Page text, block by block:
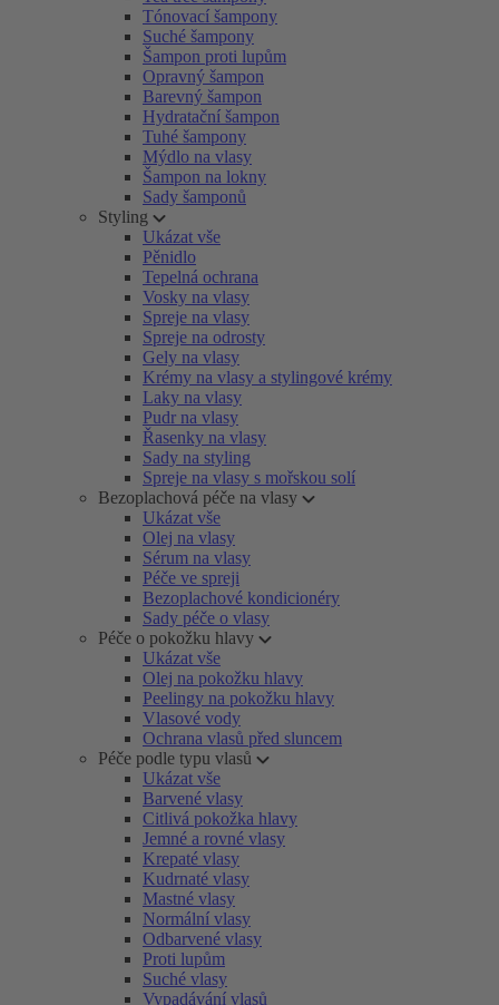
Tónovací šampony
Suché šampony
Šampon proti lupům
Opravný šampon
Barevný šampon
Hydratační šampon
Tuhé šampony
Mýdlo na vlasy
Šampon na lokny
Sady šamponů
Styling
Ukázat vše
Pěnidlo
Tepelná ochrana
Vosky na vlasy
Spreje na vlasy
Spreje na odrosty
Gely na vlasy
Krémy na vlasy a stylingové krémy
Laky na vlasy
Pudr na vlasy
Řasenky na vlasy
Sady na styling
Spreje na vlasy s mořskou solí
Bezoplachová péče na vlasy
Ukázat vše
Olej na vlasy
Sérum na vlasy
Péče ve spreji
Bezoplachové kondicionéry
Sady péče o vlasy
Péče o pokožku hlavy
Ukázat vše
Olej na pokožku hlavy
Peelingy na pokožku hlavy
Vlasové vody
Ochrana vlasů před sluncem
Péče podle typu vlasů
Ukázat vše
Barvené vlasy
Citlivá pokožka hlavy
Jemné a rovné vlasy
Krepaté vlasy
Kudrnaté vlasy
Mastné vlasy
Normální vlasy
Odbarvené vlasy
Proti lupům
Suché vlasy
Vypadávání vlasů